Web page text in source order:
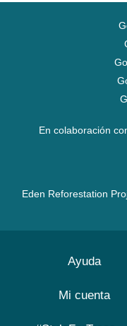
En colaboración
Eden Reforestation
Ayuda
Mi cuenta